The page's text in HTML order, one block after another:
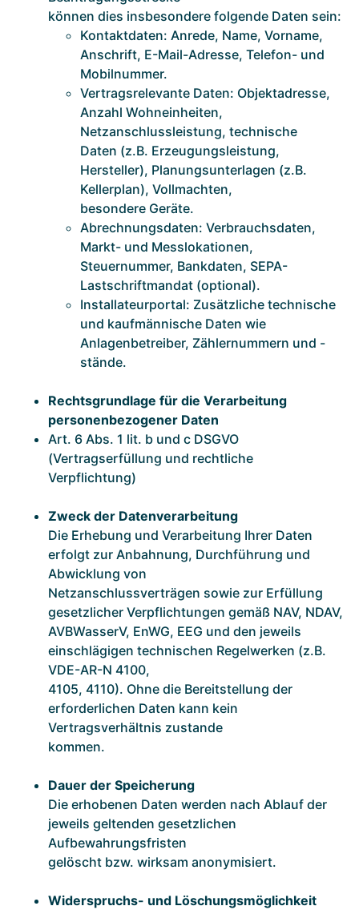
können dies insbesondere folgende Daten sein:
Kontaktdaten: Anrede, Name, Vorname,
Anschrift, E-Mail-Adresse, Telefon- und
Mobilnummer.
Vertragsrelevante Daten: Objektadresse,
Anzahl Wohneinheiten,
Netzanschlussleistung, technische
Daten (z.B. Erzeugungsleistung,
Hersteller), Planungsunterlagen (z.B.
Kellerplan), Vollmachten,
besondere Geräte.
Abrechnungsdaten: Verbrauchsdaten,
Markt- und Messlokationen,
Steuernummer, Bankdaten, SEPA-
Lastschriftmandat (optional).
Installateurportal: Zusätzliche technische
und kaufmännische Daten wie
Anlagenbetreiber, Zählernummern und -
stände.
Rechtsgrundlage für die Verarbeitung
personenbezogener Daten
Art. 6 Abs. 1 lit. b und c DSGVO
(Vertragserfüllung und rechtliche
Verpflichtung)
Zweck der Datenverarbeitung
Die Erhebung und Verarbeitung Ihrer Daten
erfolgt zur Anbahnung, Durchführung und
Abwicklung von
Netzanschlussverträgen sowie zur Erfüllung
gesetzlicher Verpflichtungen gemäß NAV, NDAV,
AVBWasserV, EnWG, EEG und den jeweils
einschlägigen technischen Regelwerken (z.B.
VDE-AR-N 4100,
4105, 4110). Ohne die Bereitstellung der
erforderlichen Daten kann kein
Vertragsverhältnis zustande
kommen.
Dauer der Speicherung
Die erhobenen Daten werden nach Ablauf der
jeweils geltenden gesetzlichen
Aufbewahrungsfristen
gelöscht bzw. wirksam anonymisiert.
Widerspruchs- und Löschungsmöglichkeit